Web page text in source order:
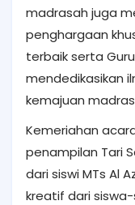
madrasah juga
penghargaan
terbaik serta
mendedikasikan
kemajuan
Kemeriahan
penampilan Tari
dari siswi MTs Al
kreatif dari